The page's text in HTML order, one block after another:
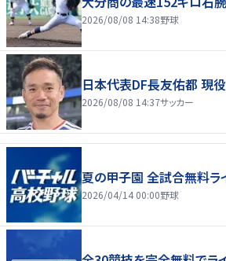
2026/08/08 14:38野球
日本代表DF長友佑都 現
2026/08/08 14:37サッカー
夏の甲子園 全試合無料ラ
2026/04/14 00:00野球